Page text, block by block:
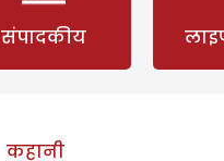
संपादकीय
कहानी